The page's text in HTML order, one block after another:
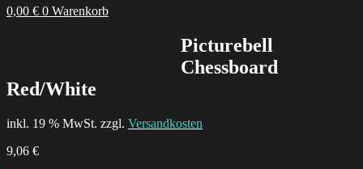
0,00 € 0 Warenkorb
Picturebell
Chessboard
Red/White
inkl. 19 % MwSt. zzgl. Versandkosten
9,06 €